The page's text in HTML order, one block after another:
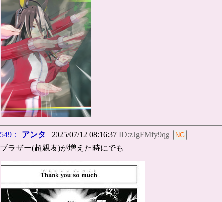
549： アンタ 2025/07/12 08:16:37 ID:zJgFMfy9qg
ブラザー(超親友)が増えた時にでも